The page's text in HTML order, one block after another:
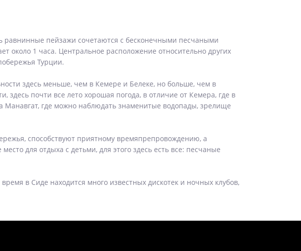
равнинные пейзажи сочетаются с бесконечными песчаными
около 1 часа. Центральное расположение относительно других
Турции.
здесь меньше, чем в Кемере и Белеке, но больше, чем в
здесь почти все лето хорошая погода, в отличие от Кемера, где в
где можно наблюдать знаменитые водопады, зрелище
способствуют приятному времяпрепровождению, а
для отдыха с детьми, для этого здесь есть все: песчаные
в Сиде находится много известных дискотек и ночных клубов,